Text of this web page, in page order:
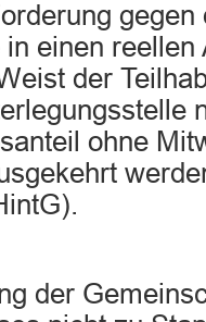
gegen
einen reellen
der
ohne
der